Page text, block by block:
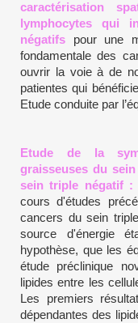
caractérisation
lymphocytes qui
négatifs pour une
fondamentale des
ouvrir la voie à de
patientes qui
Etude conduite par
Etude de la
graisseuses du
sein triple négatif :
cours d'études
cancers du sein
source d'énergie
hypothèse, que les
étude préclinique
lipides entre les
Les premiers
dépendantes des